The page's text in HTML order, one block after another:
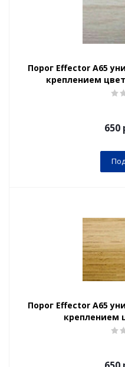
Порог Effector А65
креплением
650
Порог Effector А65
креплением